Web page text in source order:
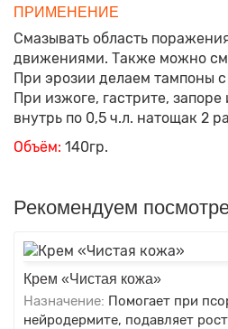
ПРИМЕНЕНИЕ
Смазывать область
движениями. Также можно
При эрозии делаем тампоны
При изжоге, гастрите,
внутрь по 0,5 ч.л. натощак 2
Объём: 140гр.
Рекомендуем
Крем «Чистая кожа»
Назначение: Помогает при
нейродермите, подавляет